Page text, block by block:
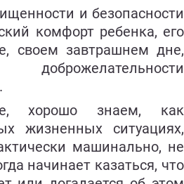
и безопасности
комфорт ребенка, его
своем завтрашнем дне,
хорошо знаем, как
жизненных ситуациях,
машинально, не
начинает казаться, что